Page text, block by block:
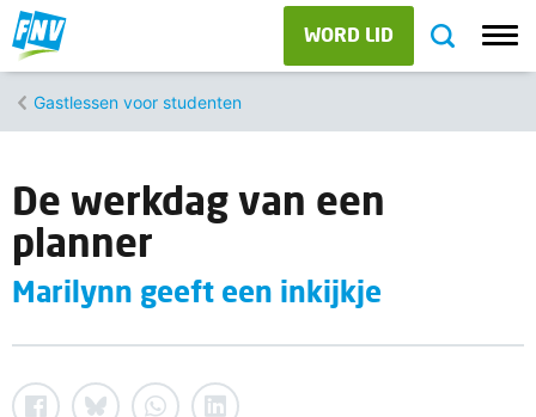
WORD LID
Gastlessen voor studenten
De werkdag van een
planner
Marilynn geeft een inkijkje